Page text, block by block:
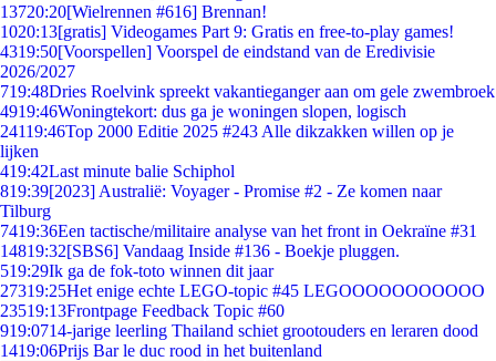
13720:20[Wielrennen #616] Brennan!
1020:13[gratis] Videogames Part 9: Gratis en free-to-play games!
4319:50[Voorspellen] Voorspel de eindstand van de Eredivisie
2026/2027
719:48Dries Roelvink spreekt vakantieganger aan om gele zwembroek
4919:46Woningtekort: dus ga je woningen slopen, logisch
24119:46Top 2000 Editie 2025 #243 Alle dikzakken willen op je
lijken
419:42Last minute balie Schiphol
819:39[2023] Australië: Voyager - Promise #2 - Ze komen naar
Tilburg
7419:36Een tactische/militaire analyse van het front in Oekraïne #31
14819:32[SBS6] Vandaag Inside #136 - Boekje pluggen.
519:29Ik ga de fok-toto winnen dit jaar
27319:25Het enige echte LEGO-topic #45 LEGOOOOOOOOOOO
23519:13Frontpage Feedback Topic #60
919:0714-jarige leerling Thailand schiet grootouders en leraren dood
1419:06Prijs Bar le duc rood in het buitenland